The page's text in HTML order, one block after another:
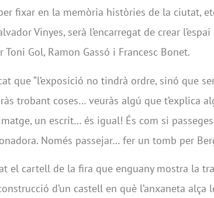
fixar en la memòria històries de la ciutat,
Vinyes, serà l’encarregat de crear
Gol, Ramon Gassó i Francesc Bonet.
que “l’exposició no tindrà ordre, sinó que
trobant coses… veuràs algú que t’explica
un escrit… és igual! És com si
Només passejar… fer un tomb per
el cartell de la fira que enguany mostra la
d’un castell en què l’anxaneta alça